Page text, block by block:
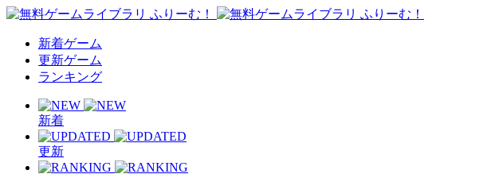
新着ゲーム
更新ゲーム
ランキング
新着
更新